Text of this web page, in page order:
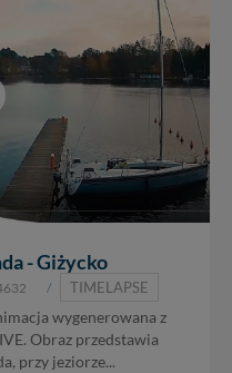
- Giżycko
/
TIMELAPSE
wygenerowana z
Obraz przedstawia
przy jeziorze...